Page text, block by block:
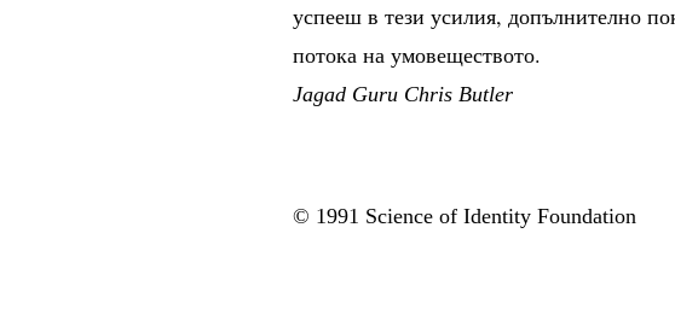
успееш в тези усилия, допълнително
потока на умовеществото.
Jagad Guru Chris Butler
© 1991 Science of Identity Foundation